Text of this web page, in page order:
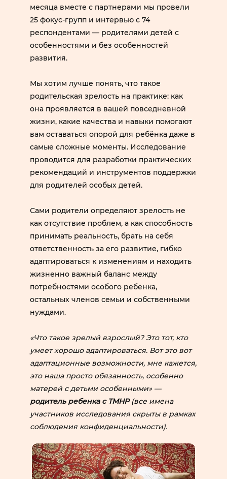
месяца вместе с партнерами мы провели
25 фокус-групп и интервью с 74
респондентами — родителями детей с
особенностями и без особенностей
развития.
Мы хотим лучше понять, что такое
родительская зрелость на практике: как
она проявляется в вашей повседневной
жизни, какие качества и навыки помогают
вам оставаться опорой для ребёнка даже в
самые сложные моменты. Исследование
проводится для разработки практических
рекомендаций и инструментов поддержки
для родителей особых детей.
Сами родители определяют зрелость не
как отсутствие проблем, а как способность
принимать реальность, брать на себя
ответственность за его развитие, гибко
адаптироваться к изменениям и находить
жизненно важный баланс между
потребностями особого ребенка,
остальных членов семьи и собственными
нуждами.
«Что такое зрелый взрослый? Это тот, кто
умеет хорошо адаптироваться. Вот это вот
адаптационные возможности, мне кажется,
это наша просто обязанность, особенно
матерей с детьми особенными» —
родитель ребенка с ТМНР(все имена
участников исследования скрыты в рамках
соблюдения конфиденциальности).